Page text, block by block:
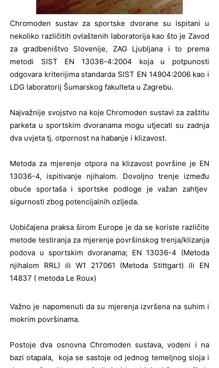
Chromoden sustav za sportske dvorane su ispitani u
nekoliko različitih ovlaštenih laboratorija kao što je Zavod
za gradbeništvo Slovenije, ZAG Ljubljana i to prema
metodi SIST EN 13036-4:2004 koja u potpunosti
odgovara kriterijima standarda SIST EN 14904:2006 kao i
LDG laboratorij Šumarskog fakulteta u Zagrebu.
Najvažnije svojstvo na koje Chromoden sustavi za zaštitu
parketa u sportskim dvoranama mogu utjecati su zadnja
dva uvjeta tj. otpornost na habanje i klizavost.
Metoda za mjerenje otpora na klizavost površine je EN
13036-4, ispitivanje njihalom. Dovoljno trenje između
obuće sportaša i sportske podloge je važan zahtjev
sigurnosti zbog potencijalnih ozljeda.
Uobičajena praksa širom Europe je da se koriste različite
metode testiranja za mjerenje površinskog trenja/klizanja
podova u sportskim dvoranama; EN 13036-4 (Metoda
njihalom RRL) ili W1 217061 (Metoda Stittgart) ili EN
14837 ( metoda Le Roux)
Važno je napomenuti da su mjerenja izvršena na suhim i
mokrim površinama.
Postoje dva osnovna Chromoden sustava, vodeni i na
bazi otapala, koja se sastoje od jednog temeljnog sloja i